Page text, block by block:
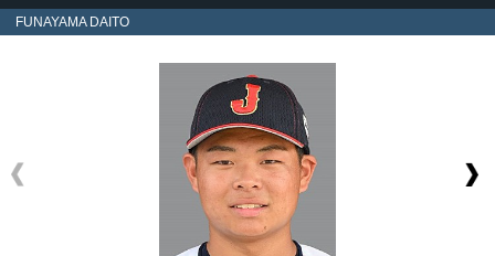
FUNAYAMA DAITO